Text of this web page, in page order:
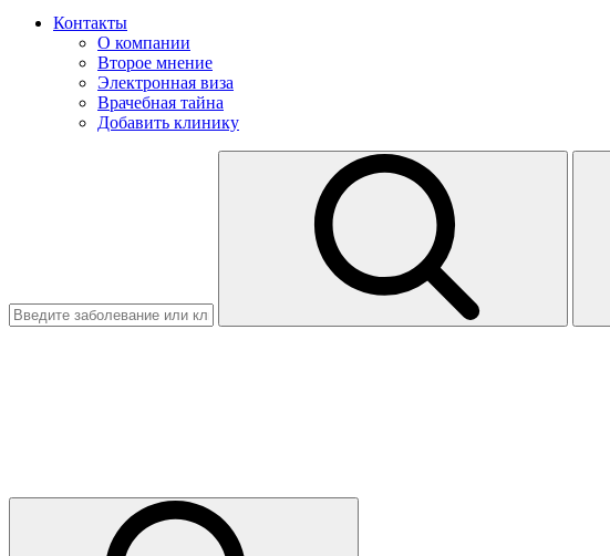
Контакты
О компании
Второе мнение
Электронная виза
Врачебная тайна
Добавить клинику